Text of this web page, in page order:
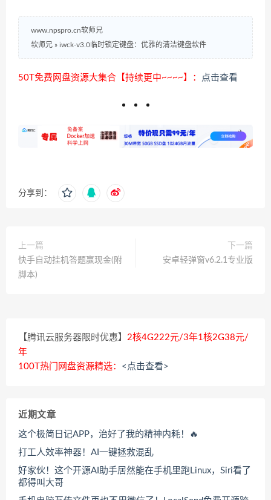
www.npspro.cn软师兄
软师兄 » iwck-v3.0临时锁定键盘：优雅的清洁键盘软件
50T免费网盘资源大集合【持续更中~~~~】： 点击查看
分享到：
上一篇
快手自动挂机答题赢现金(附
脚本)
下一篇
安卓轻弹窗v6.2.1专业版
【腾讯云服务器限时优惠】 2核4G222元/3年1核2G38元/
年
100T热门网盘资源精选： <点击查看>
近期文章
这个极简日记APP，治好了我的精神内耗！🔥
打工人效率神器！AI一键拯救混乱
好家伙！这个开源AI助手居然能在手机里跑Linux，Siri看了
都得叫大哥